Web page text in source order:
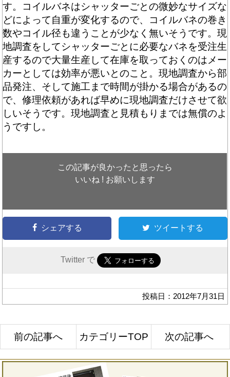
す。コイルバネはシャッターごとの微妙なサイズな
どによって自重が変化するので、コイルバネの巻き
数やコイル径も違うことが少なく無いそうです。現
地調査をしてシャッターごとに必要なバネを受注生
産するので大量生産して在庫を取っておくのはメー
カーとしては効率が悪いとのこと。現地調査から部
品発注、そして施工まで時間が掛かる場合があるの
で、修理依頼があれば早めに現地調査だけさせて欲
しいそうです。現地調査と見積もりまでは無償のよ
うですし。
この記事が良かったと思ったら
いいね ! お願いします
シェアする ツイートする
Twitter で
投稿日：2012年7月31日
前の記事へ カテゴリーTOP 次の記事へ